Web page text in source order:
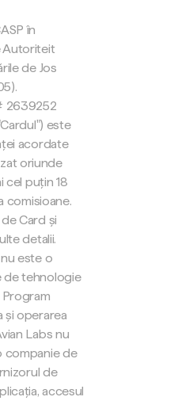
în
Autoriteit
de Jos
2639252
este
acordate
oriunde
cel puțin 18
comisioane.
Card și
detalii.
este o
de tehnologie
și operarea
Labs nu
companie de
de
accesul